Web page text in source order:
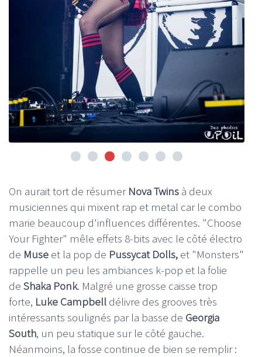
On aurait tort de résumer Nova Twins à deux
musiciennes qui mixent rap et metal car le combo
marie beaucoup d'influences différentes. "Choose
Your Fighter" mêle effets 8-bits avec le côté électro
de Muse et la pop de Pussycat Dolls, et "Monsters"
rappelle un peu les ambiances k-pop et la folie
de Shaka Ponk. Malgré une grosse caisse trop
forte, Luke Campbell délivre des grooves très
intéressants soulignés par la basse de Georgia
South, un peu statique sur le côté gauche.
Néanmoins, la fosse continue de bien se remplir :